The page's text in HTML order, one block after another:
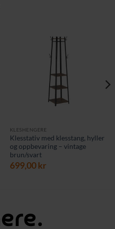
KLESHENGERE
Klesstativ med klesstang, hyller
og oppbevaring – vintage
brun/svart
699,00kr